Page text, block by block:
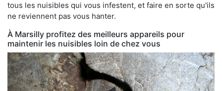
tous les nuisibles qui vous infestent, et faire en sorte qu'ils
ne reviennent pas vous hanter.
À Marsilly profitez des meilleurs appareils pour
maintenir les nuisibles loin de chez vous